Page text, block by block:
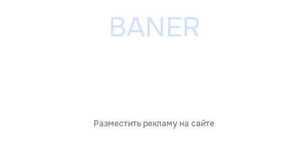
Разместить рекламу на сайте